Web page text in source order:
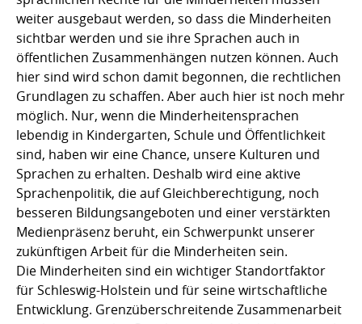
weiter ausgebaut werden, so dass die Minderheiten
sichtbar werden und sie ihre Sprachen auch in
öffentlichen Zusammenhängen nutzen können. Auch
hier sind wird schon damit begonnen, die rechtlichen
Grundlagen zu schaffen. Aber auch hier ist noch mehr
möglich. Nur, wenn die Minderheitensprachen
lebendig in Kindergarten, Schule und Öffentlichkeit
sind, haben wir eine Chance, unsere Kulturen und
Sprachen zu erhalten. Deshalb wird eine aktive
Sprachenpolitik, die auf Gleichberechtigung, noch
besseren Bildungsangeboten und einer verstärkten
Medienpräsenz beruht, ein Schwerpunkt unserer
zukünftigen Arbeit für die Minderheiten sein.
Die Minderheiten sind ein wichtiger Standortfaktor
für Schleswig-Holstein und für seine wirtschaftliche
Entwicklung. Grenzüberschreitende Zusammenarbeit